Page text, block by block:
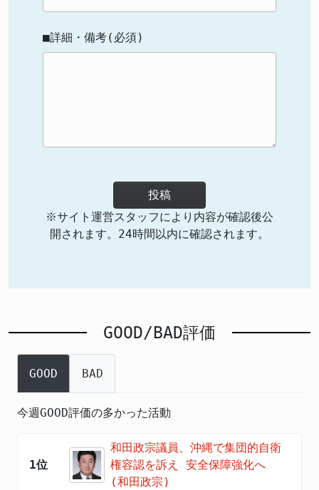
■詳細・備考(必須)
投稿
※サイト運営スタッフにより内容が確認後公
開されます。24時間以内に確認されます。
GOOD/BAD評価
GOOD BAD
今週GOOD評価の多かった活動
1位
和田政宗議員、沖縄で集団的自衛
権容認を訴え 安全保障強化へ
(和田政宗)